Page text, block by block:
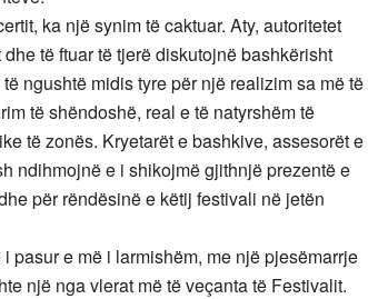
ka një synim të caktuar. Aty, autoritetet
të ftuar të tjerë diskutojnë bashkërisht
ngushtë midis tyre për një realizim sa më të
të shëndoshë, real e të natyrshëm të
të zonës. Kryetarët e bashkive, assesorët e
ndihmojnë e i shikojmë gjithnjë prezentë e
për rëndësinë e këtij festivali në jetën
pasur e më i larmishëm, me një pjesëmarrje
një nga vlerat më të veçanta të Festivalit.